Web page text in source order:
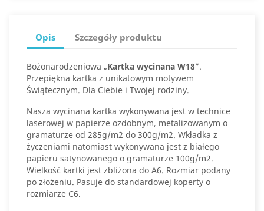
Opis Szczegóły produktu
Bożonarodzeniowa „Kartka wycinana W18”.
Przepiękna kartka z unikatowym motywem
Świątecznym. Dla Ciebie i Twojej rodziny.
Nasza wycinana kartka wykonywana jest w technice
laserowej w papierze ozdobnym, metalizowanym o
gramaturze od 285g/m2 do 300g/m2. Wkładka z
życzeniami natomiast wykonywana jest z białego
papieru satynowanego o gramaturze 100g/m2.
Wielkość kartki jest zbliżona do A6. Rozmiar podany
po złożeniu. Pasuje do standardowej koperty o
rozmiarze C6.